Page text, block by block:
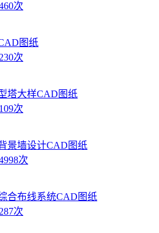
次
图纸
次
塔大样CAD图纸
次
景墙设计CAD图纸
次
合布线系统CAD图纸
次